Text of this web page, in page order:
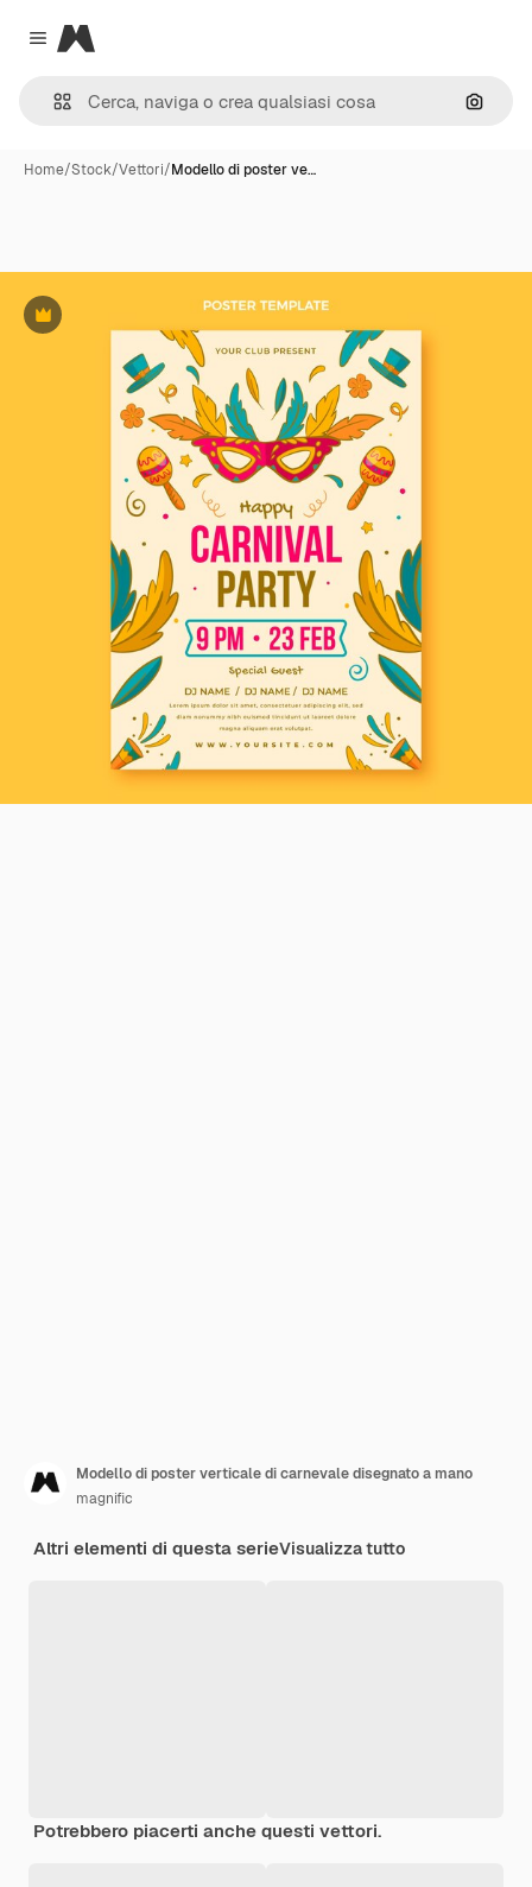
Close menu
Magnific
Cerca
Home/Stock/Vettori/Modello di poster ve…
Premium
Modello di poster verticale di carnevale disegnato a mano
magnific
Altri elementi di questa serieVisualizza tutto
Potrebbero piacerti anche questi vettori.